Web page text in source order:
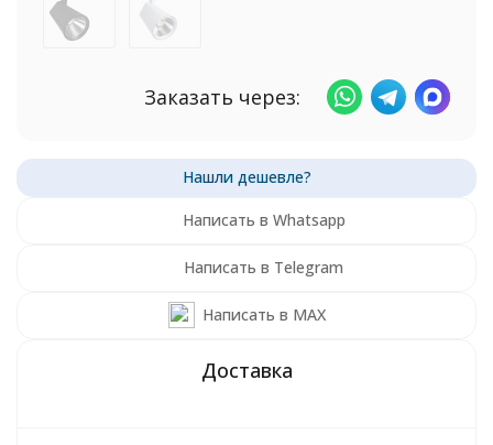
Заказать через:
Написать в Whatsapp
Написать в Telegram
Написать в MAX